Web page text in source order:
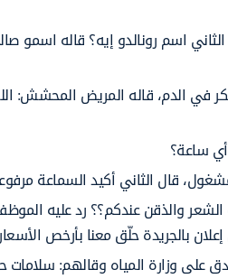
اسم رونالدو إيه؟ قاله اسمو
الدم، قاله المريض المحشش:
ساعة؟
قال الثاني أكيد السماعة
والذقن عندكم؟؟ رد عليه
بالجريدة حلّق معنا بأرخص
وزارة المياه وقالهم: سلامات